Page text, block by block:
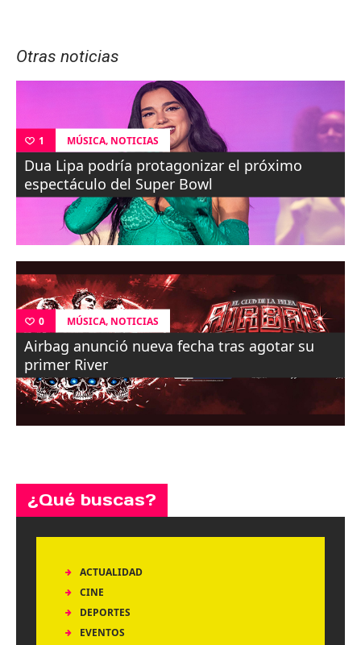
Otras noticias
1 MÚSICA, NOTICIAS
Dua Lipa podría protagonizar el próximo
espectáculo del Super Bowl
0 MÚSICA, NOTICIAS
Airbag anunció nueva fecha tras agotar su
primer River
¿Qué buscas?
ACTUALIDAD
CINE
DEPORTES
EVENTOS